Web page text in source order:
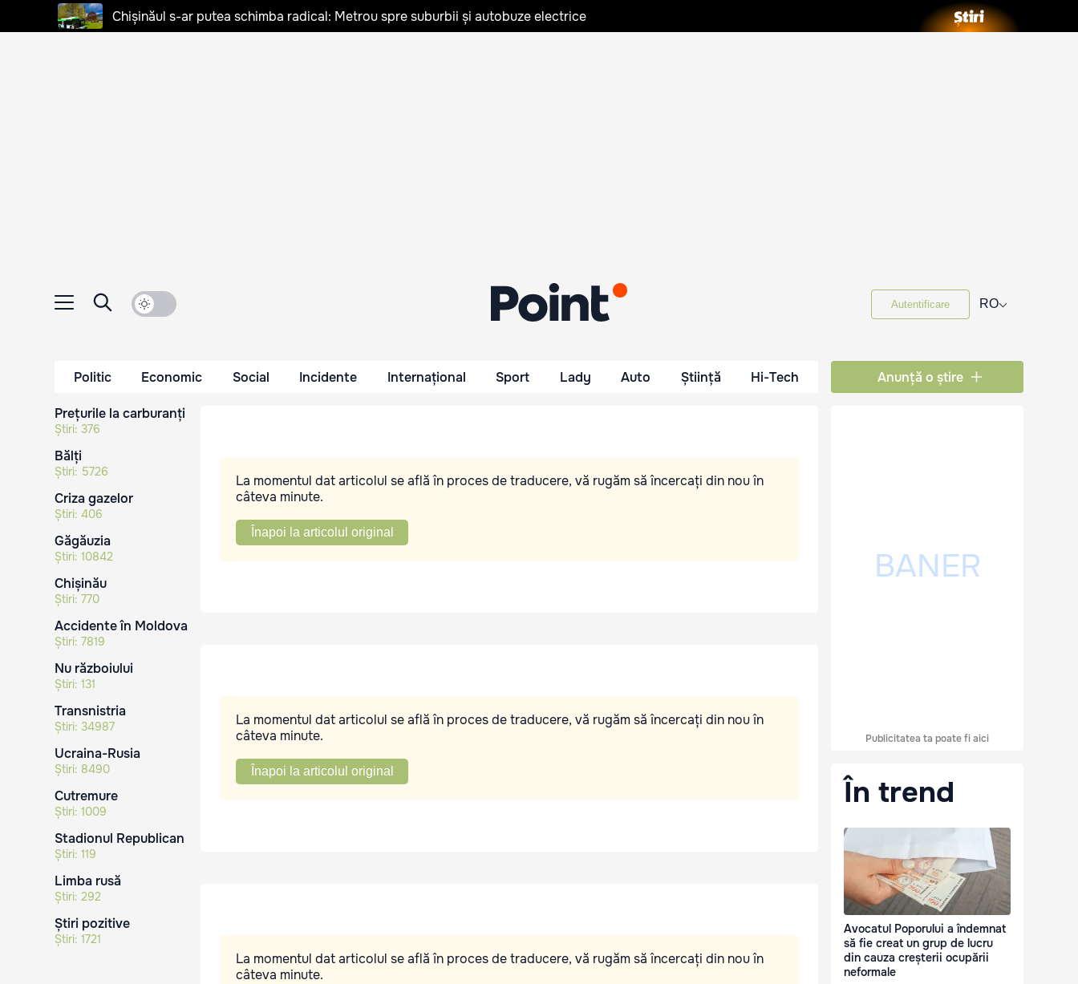
Chișinăul s-ar putea schimba radical: Metrou spre suburbii și autobuze electrice
Autentificare RO⌵
Politic Economic Social Incidente Internațional Sport Lady Auto Știință Hi-Tech Anunță o știre
Prețurile la carburanți
Știri: 376
Bălți
Știri: 5726
Criza gazelor
Știri: 406
Găgăuzia
Știri: 10842
Chișinău
Știri: 770
Accidente în Moldova
Știri: 7819
Nu războiului
Știri: 131
Transnistria
Știri: 34987
Ucraina-Rusia
Știri: 8490
Cutremure
Știri: 1009
Stadionul Republican
Știri: 119
Limba rusă
Știri: 292
Știri pozitive
Știri: 1721
La momentul dat articolul se află în proces de traducere, vă rugăm să încercați din nou în
câteva minute.
Înapoi la articolul original
La momentul dat articolul se află în proces de traducere, vă rugăm să încercați din nou în
câteva minute.
Înapoi la articolul original
La momentul dat articolul se află în proces de traducere, vă rugăm să încercați din nou în
câteva minute.
Publicitatea ta poate fi aici
În trend
Avocatul Poporului a îndemnat
să fie creat un grup de lucru
din cauza creșterii ocupării
neformale